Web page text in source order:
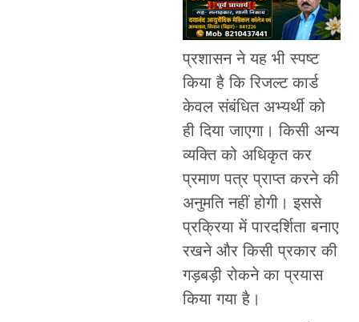
प्रशासन ने यह भी स्पष्ट
किया है कि रिजल्ट कार्ड
केवल संबंधित अभ्यर्थी को
ही दिया जाएगा। किसी अन्य
व्यक्ति को अधिकृत कर
प्रमाण पत्र प्राप्त करने की
अनुमति नहीं होगी। इससे
प्रक्रिया में पारदर्शिता बनाए
रखने और किसी प्रकार की
गड़बड़ी रोकने का प्रयास
किया गया है।